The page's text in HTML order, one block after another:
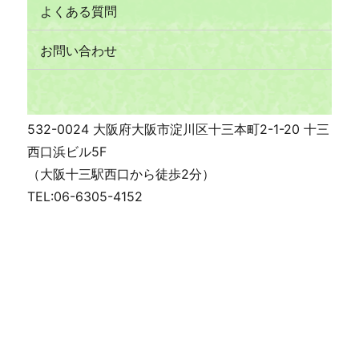
よくある質問
お問い合わせ
532-0024 大阪府大阪市淀川区十三本町2-1-20 十三
西口浜ビル5F
（大阪十三駅西口から徒歩2分）
TEL:06-6305-4152